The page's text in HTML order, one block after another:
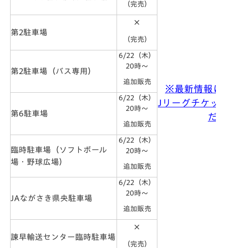
（完売）
※最新情報に
Jリーグチケッ
だ
第2駐車場
×
（完売）
第2駐車場（バス専用）
6/22（木）
20時～
追加販売
第6駐車場
6/22（木）
20時～
追加販売
臨時駐車場（ソフトボール
場・野球広場）
6/22（木）
20時～
追加販売
JAながさき県央駐車場
6/22（木）
20時～
追加販売
諫早輸送センター臨時駐車場
×
（完売）